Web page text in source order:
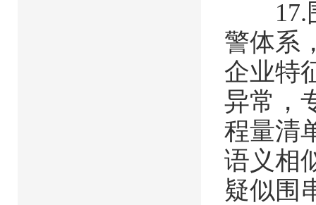
17.围
警体系
企业特
异常，
程量清
语义相
疑似围